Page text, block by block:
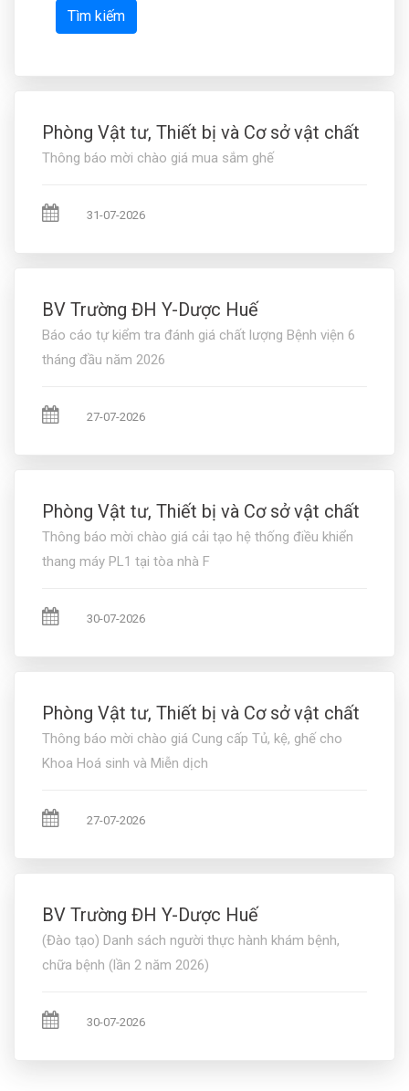
Tìm kiếm
Phòng Vật tư, Thiết bị và Cơ sở vật chất
Thông báo mời chào giá mua sắm ghế
31-07-2026
BV Trường ĐH Y-Dược Huế
Báo cáo tự kiểm tra đánh giá chất lượng Bệnh viện 6
tháng đầu năm 2026
27-07-2026
Phòng Vật tư, Thiết bị và Cơ sở vật chất
Thông báo mời chào giá cải tạo hệ thống điều khiển
thang máy PL1 tại tòa nhà F
30-07-2026
Phòng Vật tư, Thiết bị và Cơ sở vật chất
Thông báo mời chào giá Cung cấp Tủ, kệ, ghế cho
Khoa Hoá sinh và Miễn dịch
27-07-2026
BV Trường ĐH Y-Dược Huế
(Đào tạo) Danh sách người thực hành khám bệnh,
chữa bệnh (lần 2 năm 2026)
30-07-2026